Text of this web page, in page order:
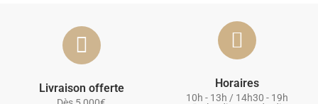
Livraison offerte Horaires
10h - 13h / 14h30 - 19h